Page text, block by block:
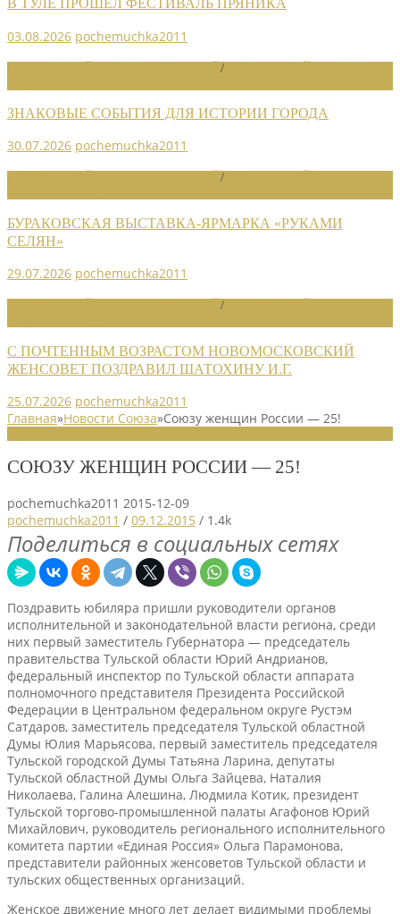
03.08.2026 pochemuchka2011
/
ЗНАКОВЫЕ СОБЫТИЯ ДЛЯ ИСТОРИИ ГОРОДА
30.07.2026 pochemuchka2011
/
БУРАКОВСКАЯ ВЫСТАВКА-ЯРМАРКА «РУКАМИ
СЕЛЯН»
29.07.2026 pochemuchka2011
/
С ПОЧТЕННЫМ ВОЗРАСТОМ НОВОМОСКОВСКИЙ
ЖЕНСОВЕТ ПОЗДРАВИЛ ШАТОХИНУ И.Г.
25.07.2026 pochemuchka2011
Главная»Новости Союза»Союзу женщин России — 25!
СОЮЗУ ЖЕНЩИН РОССИИ — 25!
pochemuchka2011 2015-12-09
pochemuchka2011 / 09.12.2015 / 1.4k
Поделиться в социальных сетях
Поздравить юбиляра пришли руководители органов
исполнительной и законодательной власти региона, среди
них первый заместитель Губернатора — председатель
правительства Тульской области Юрий Андрианов,
федеральный инспектор по Тульской области аппарата
полномочного представителя Президента Российской
Федерации в Центральном федеральном округе Рустэм
Сатдаров, заместитель председателя Тульской областной
Думы Юлия Марьясова, первый заместитель председателя
Тульской городской Думы Татьяна Ларина, депутаты
Тульской областной Думы Ольга Зайцева, Наталия
Николаева, Галина Алешина, Людмила Котик, президент
Тульской торгово-промышленной палаты Агафонов Юрий
Михайлович, руководитель регионального исполнительного
комитета партии «Единая Россия» Ольга Парамонова,
представители районных женсоветов Тульской области и
тульских общественных организаций.
Женское движение много лет делает видимыми проблемы